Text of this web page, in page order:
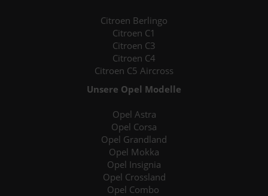
Citroen Berlingo
Citroen C1
Citroen C3
Citroen C4
Citroen C5 Aircross
Unsere Opel Modelle
Opel Astra
Opel Corsa
Opel Grandland
Opel Mokka
Opel Insignia
Opel Crossland
Opel Combo